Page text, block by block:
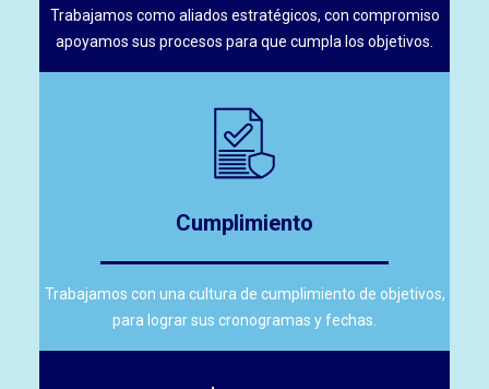
Trabajamos como aliados estratégicos, con compromiso
apoyamos sus procesos para que cumpla los objetivos.
Cumplimiento
Trabajamos con una cultura de cumplimiento de objetivos,
para lograr sus cronogramas y fechas.